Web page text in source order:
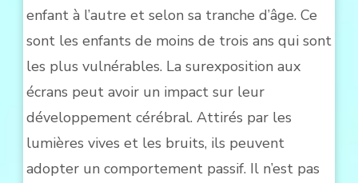
enfant à l’autre et selon sa tranche d’âge. Ce
sont les enfants de moins de trois ans qui sont
les plus vulnérables. La surexposition aux
écrans peut avoir un impact sur leur
développement cérébral. Attirés par les
lumières vives et les bruits, ils peuvent
adopter un comportement passif. Il n’est pas